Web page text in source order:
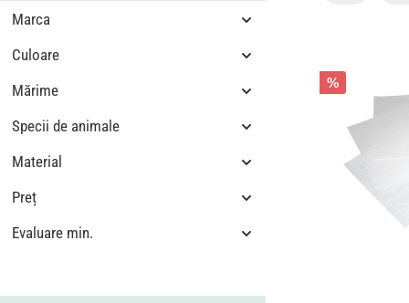
Marca
Culoare
Mărime
Specii de animale
Material
Preț
Evaluare min.
%